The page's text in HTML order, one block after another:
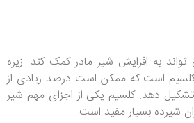
به افزایش شیر مادر کمک کند. زیره
کلسیم است که ممکن است درصد زیادی از
تشکیل دهد. کلسیم یکی از اجزای مهم شیر
شیرده بسیار مفید است.